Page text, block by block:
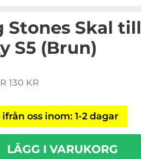
Stones Skal till
S5 (Brun)
130 KR
oss inom: 1-2 dagar
LÄGG I VARUKORG